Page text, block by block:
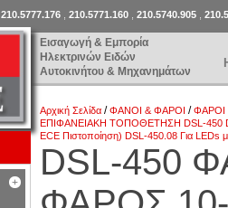
Εισαγωγή & Εμπορία
Ηλεκτρινών Ειδών
Αυτοκινήτου & Μηχανημάτων
210.5777.176 210.5771.160 210.5740.905
Αρχική Σελίδα /ΦΑΝΟΙ & ΦΑΡΟΙ /ΦΑΡΟΙ
ΕΠΙΦΑΝΕΙΑΚΗ ΤΟΠΟΘΕΤΗΣΗ DSL-450
ECE Πιστοποίηση) DSL-450.08 Για LEDs
DSL-450